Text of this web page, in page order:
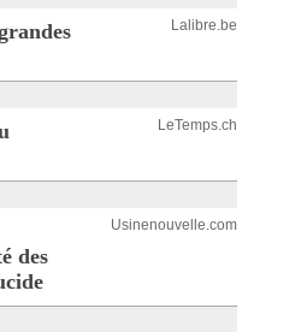
Lalibre.be
LeTemps.ch
des
Usinenouvelle.com